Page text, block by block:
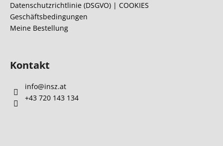
Datenschutzrichtlinie (DSGVO) | COOKIES
Geschäftsbedingungen
Meine Bestellung
Kontakt
info@insz.at
+43 720 143 134